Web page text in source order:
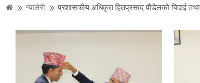
ग्यालेरी प्रशासकीय अधिकृत हितप्रसाद पौडेलको बिदाई